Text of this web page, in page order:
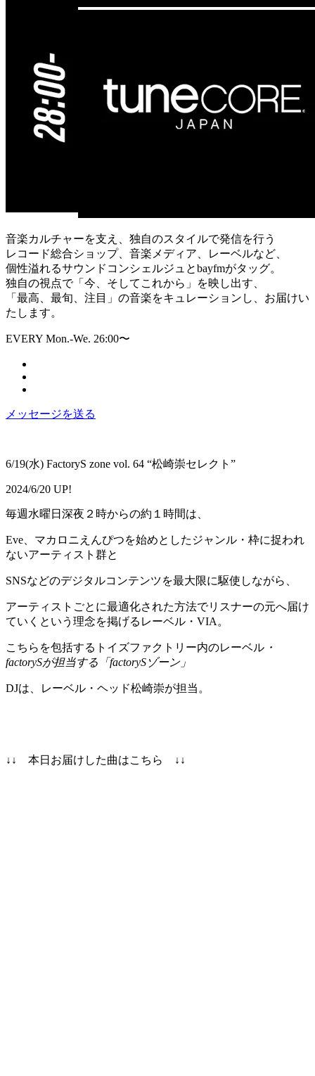
音楽カルチャーを支え、独自のスタイルで発信を行う
レコード総合ショップ、音楽メディア、レーベルなど、
個性溢れるサウンドコンシェルジュとbayfmがタッグ。
独自の視点で「今、そしてこれから」を映し出す、
「最高、最旬、注目」の音楽をキュレーションし、お届けい
たします。
EVERY Mon.-We. 26:00〜
メッセージを送る
6/19(水) FactoryS zone vol. 64 “松崎崇セレクト”
2024/6/20 UP!
毎週水曜日深夜２時からの約１時間は、
Eve、マカロニえんぴつを始めとしたジャンル・枠に捉われ
ないアーティスト群と
SNSなどのデジタルコンテンツを最大限に駆使しながら、
アーティストごとに最適化された方法でリスナーの元へ届け
ていくという理念を掲げるレーベル・VIA。
こちらを包括するトイズファクトリー内のレーベル ・
factorySが担当する「factorySゾーン」
DJは、レーベル・ヘッド松崎崇が担当。
↓↓ 本日お届けした曲はこちら ↓↓